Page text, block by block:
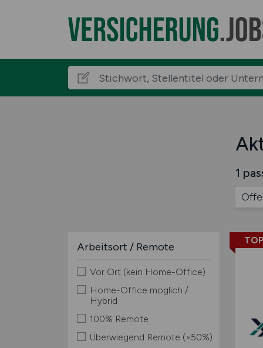
1
Arbeitsort / Remote
Vor Ort (kein Home-Office)
Home-Office möglich /
Hybrid
100% Remote
Überwiegend Remote (>50%)